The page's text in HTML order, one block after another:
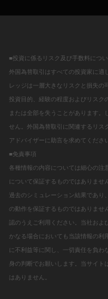
■投資に係るリスク及び手数料につ
外国為替取引はすべての投資家に
レッジは一層大きなリスクと損失の
投資目的、経験の程度およびリスク
または全部を失うことがあります。
せん。外国為替取引に関連するリス
アドバイザーに助言を求めてください
■免責事項
各種情報の内容については細心の注
について保証するものではありませ
過去のシミュレーション結果であり
の動作を保証するものではありませ
認のうえご利用ください。当社およ
かなる場合においても当該情報の
に不利益等に関し、一切責任を負わ
身の判断でお願いします。当サイ
はありません。